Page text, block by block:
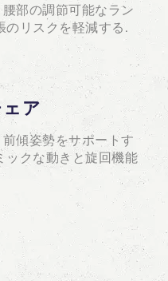
部の調節可能なラン
リスクを軽減する.
ア
傾姿勢をサポートす
ックな動きと旋回機能